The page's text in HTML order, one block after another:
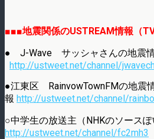
■■■地震関係のUSTREAM情報（
● J-Wave サッシャさんの地震
http://ustweet.net/channel/
●江東区 RainvowTownFMの地震
報 http://ustweet.net/channel/
○中学生の放送主（NHKのソースぽ
http://ustweet.net/channel/fc2mh3